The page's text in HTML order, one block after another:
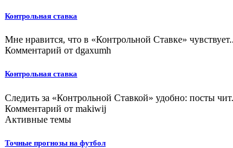
Контрольная ставка
Мне нравится, что в «Контрольной Ставке»
Комментарий от dgaxumh
Контрольная ставка
Следить за «Контрольной Ставкой» удобно: посты
Комментарий от makiwij
Активные темы
Точные прогнозы на футбол